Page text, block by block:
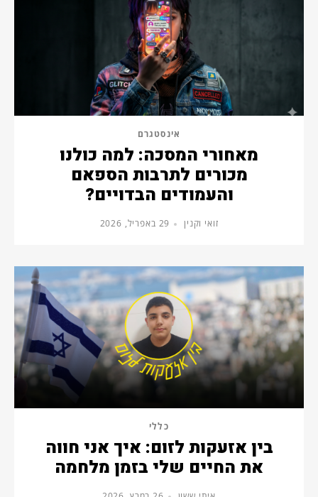
אינסטגרם
מאחורי המסכה: למה כולנו
מכורים לתרבות הספאם
והעמודים הבדויים?
זואי וקנין 29 באפריל, 2026
כללי
בין אזעקות לזום: איך אני חווה
את החיים שלי בזמן מלחמה